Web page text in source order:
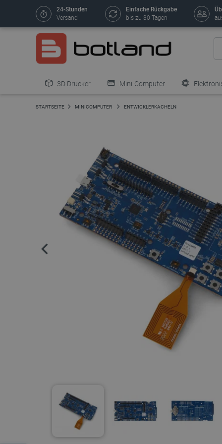
24-Stunden
Versand
Einfache Rückgabe
bis zu 30 Tagen
3D Drucker Mini-Computer
STARTSEITE MINICOMPUTER ENTWICKLERKACHELN